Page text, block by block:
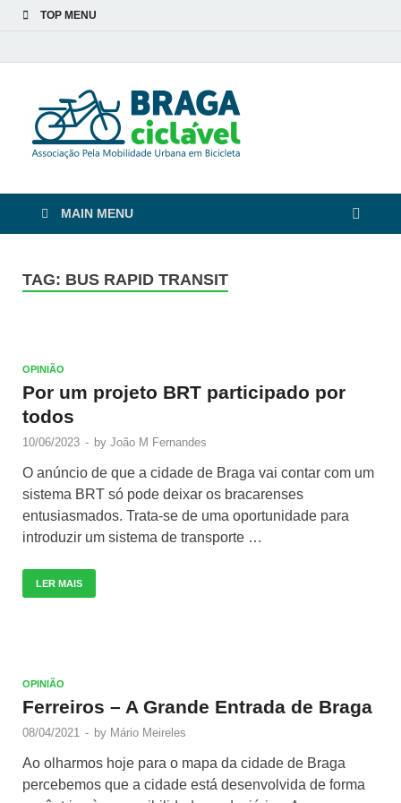
TOP MENU
MAIN MENU
TAG: BUS RAPID TRANSIT
OPINIÃO
Por um projeto BRT participado por
todos
10/06/2023 - by João M Fernandes
O anúncio de que a cidade de Braga vai contar com um
sistema BRT só pode deixar os bracarenses
entusiasmados. Trata-se de uma oportunidade para
introduzir um sistema de transporte …
LER MAIS
OPINIÃO
Ferreiros – A Grande Entrada de Braga
08/04/2021 - by Mário Meireles
Ao olharmos hoje para o mapa da cidade de Braga
percebemos que a cidade está desenvolvida de forma